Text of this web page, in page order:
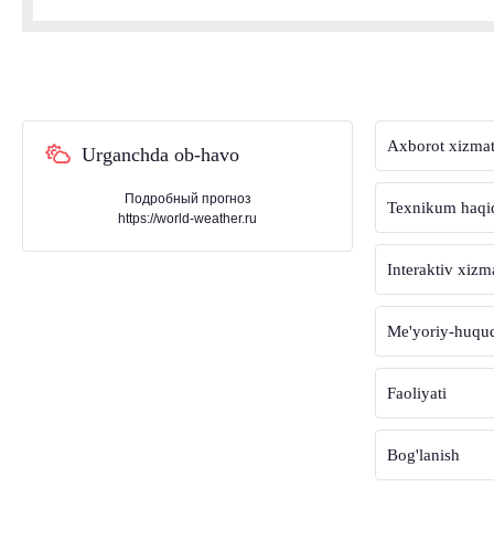
Urganchda ob-havo
Подробный прогноз
https://world-weather.ru
Axborot
Texnikum
Interaktiv
Me'yoriy-
Faoliyati
Bog'lanish